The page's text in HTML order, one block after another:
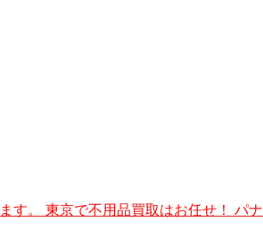
。 東京で不用品買取はお任せ！ パ